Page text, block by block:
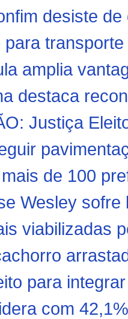
desiste
para
amplia
destaca
Justiça
de 100
Wesley
viabilizadas
para
com